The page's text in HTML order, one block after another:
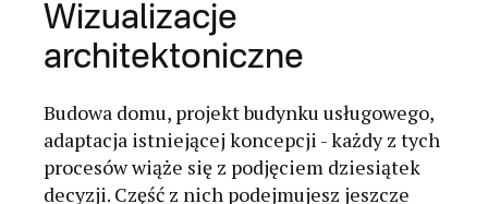
Wizualizacje
architektoniczne
Budowa domu, projekt budynku usługowego,
adaptacja istniejącej koncepcji - każdy z tych
procesów wiąże się z podjęciem dziesiątek
decyzji. Część z nich podejmujesz jeszcze